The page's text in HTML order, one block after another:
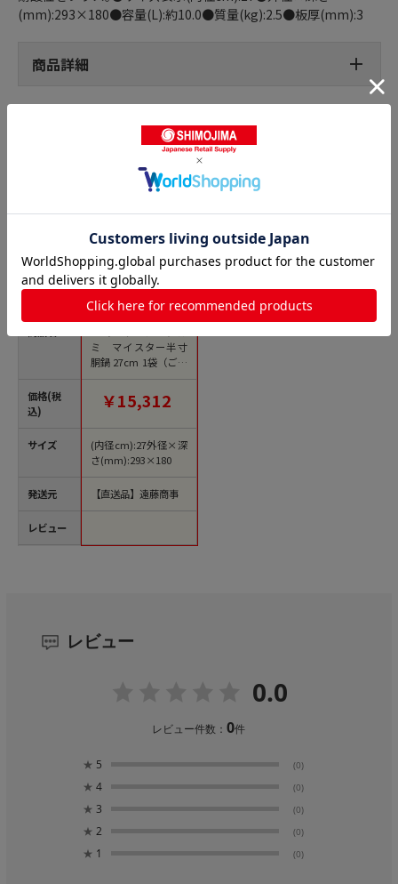
(mm):293×180●容量(L):約10.0●質量(kg):2.5●板厚(mm):3
商品詳細
半寸胴鍋の人気商品との比較
価格(税
込)
サイズ
発送元
レビュー
ミ マイスター半寸
胴鍋 27cm 1袋（ご注
文単位1袋）【直送
品】￥15,312
(内径cm):27外径×深
さ(mm):293×180
【直送品】遠藤商事
レビュー
0.0
レビュー件数：0件
★ 5 (0)
★ 4 (0)
★ 3 (0)
★ 2 (0)
★ 1 (0)